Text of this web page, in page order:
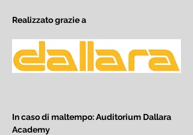
Realizzato grazie a
In caso di maltempo: Auditorium Dallara
Academy